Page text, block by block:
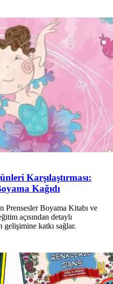
Karşılaştırması:
Kağıdı
Prensesler Boyama Kitabı ve
açısından detaylı
gelişimine katkı sağlar.